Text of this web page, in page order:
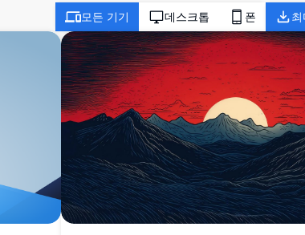
모든 기기 데스크톱 폰